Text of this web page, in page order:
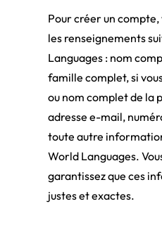
Pour créer un
les renseignements
Languages : nom
famille complet, si
ou nom complet de la
adresse e-mail,
toute autre
World Languages.
garantissez que ces
justes et exactes.